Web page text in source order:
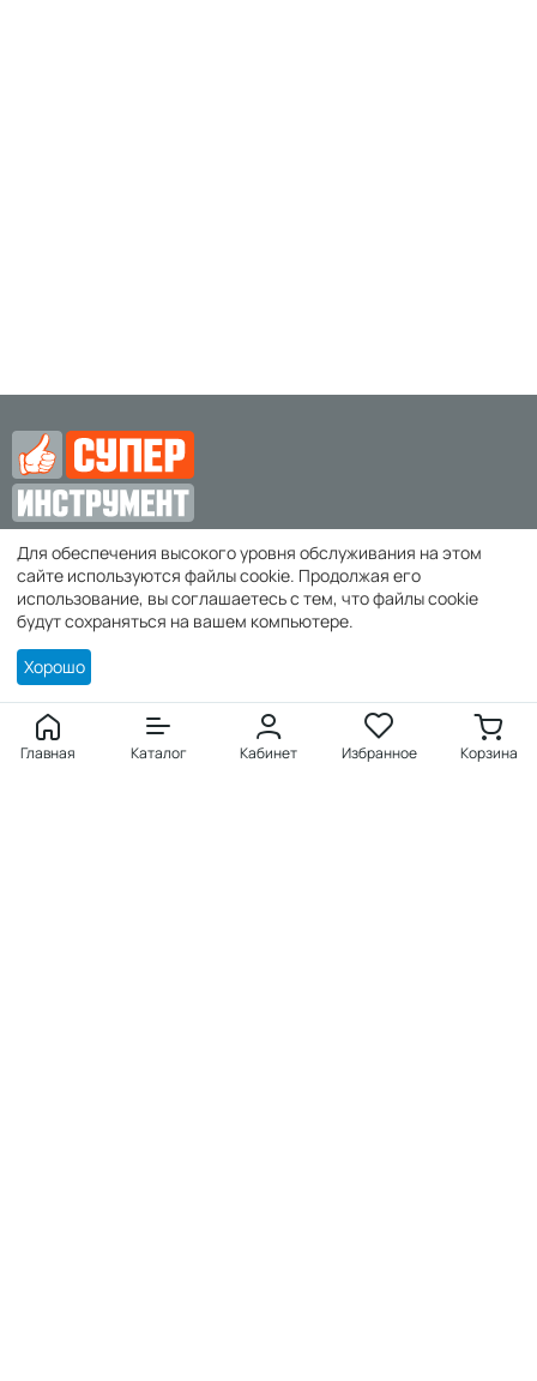
Главная Каталог Кабинет Избранное Корзина
zakaz@super-instrument.ru
г. Симферополь,
Покупателю
Войти
Для обеспечения высокого уровня обслуживания на этом
сайте используются файлы cookie. Продолжая его
использование, вы соглашаетесь с тем, что файлы cookie
будут сохраняться на вашем компьютере.
Хорошо